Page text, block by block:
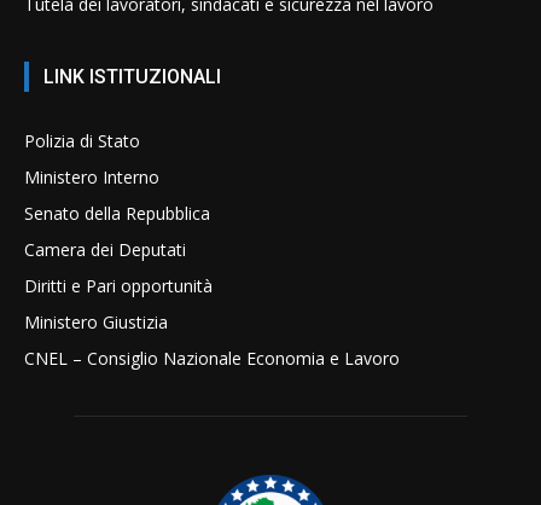
LINK ISTITUZIONALI
Polizia di Stato
Ministero Interno
Senato della Repubblica
Camera dei Deputati
Diritti e Pari opportunità
Ministero Giustizia
CNEL – Consiglio Nazionale Economia e Lavoro